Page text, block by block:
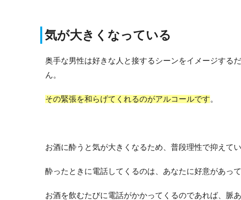
気が大きくなっている
奥手な男性は好きな人と接するシーンをイメージする
ん。
その緊張を和らげてくれるのがアルコールです。
お酒に酔うと気が大きくなるため、普段理性で抑えて
酔ったときに電話してくるのは、あなたに好意があっ
お酒を飲むたびに電話がかかってくるのであれば、脈